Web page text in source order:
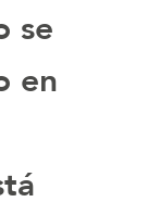
se
en